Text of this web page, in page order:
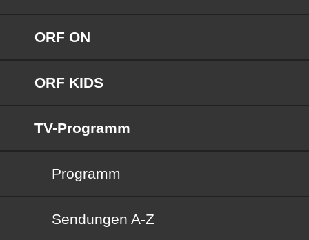
ORF ON
ORF KIDS
TV-Programm
Programm
Sendungen von A bis Z
Sendungen A-Z